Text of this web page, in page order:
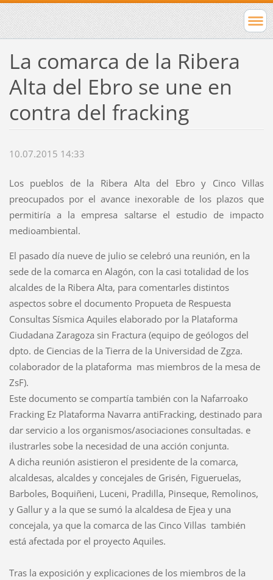
La comarca de la Ribera
Alta del Ebro se une en
contra del fracking
10.07.2015 14:33
Los pueblos de la Ribera Alta del Ebro y Cinco Villas
preocupados por el avance inexorable de los plazos que
permitiría a la empresa saltarse el estudio de impacto
medioambiental.
El pasado día nueve de julio se celebró una reunión, en la
sede de la comarca en Alagón, con la casi totalidad de los
alcaldes de la Ribera Alta, para comentarles distintos
aspectos sobre el documento Propueta de Respuesta
Consultas Sísmica Aquiles elaborado por la Plataforma
Ciudadana Zaragoza sin Fractura (equipo de geólogos del
dpto. de Ciencias de la Tierra de la Universidad de Zgza.
colaborador de la plataforma mas miembros de la mesa de
ZsF).
Este documento se compartía también con la Nafarroako
Fracking Ez Plataforma Navarra antiFracking, destinado para
dar servicio a los organismos/asociaciones consultadas. e
ilustrarles sobe la necesidad de una acción conjunta.
A dicha reunión asistieron el presidente de la comarca,
alcaldesas, alcaldes y concejales de Grisén, Figueruelas,
Barboles, Boquiñeni, Luceni, Pradilla, Pinseque, Remolinos,
y Gallur y a la que se sumó la alcaldesa de Ejea y una
concejala, ya que la comarca de las Cinco Villas también
está afectada por el proyecto Aquiles.
Tras la exposición y explicaciones de los miembros de la